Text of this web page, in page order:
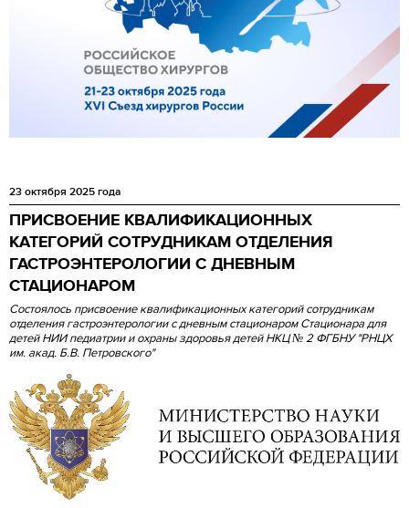
23 октября 2025 года
ПРИСВОЕНИЕ КВАЛИФИКАЦИОННЫХ
КАТЕГОРИЙ СОТРУДНИКАМ ОТДЕЛЕНИЯ
ГАСТРОЭНТЕРОЛОГИИ С ДНЕВНЫМ
СТАЦИОНАРОМ
Состоялось присвоение квалификационных категорий сотрудникам
отделения гастроэнтерологии с дневным стационаром Стационара для
детей НИИ педиатрии и охраны здоровья детей НКЦ № 2 ФГБНУ "РНЦХ
им. акад. Б.В. Петровского"